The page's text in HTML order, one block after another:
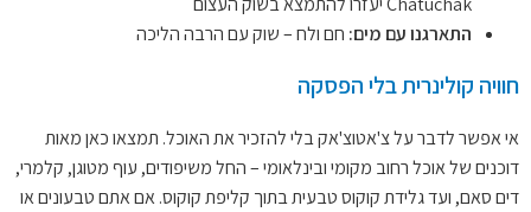
התארגנו עם מים: חם ולח – שוק עם הרבה הליכה
חוויה קולינרית בלי הפסקה
אי אפשר לדבר על צ'אטוצ'אק בלי להזכיר את האוכל. תמצאו כאן מאות
דוכנים של אוכל רחוב מקומי ובינלאומי – החל משיפודים, עוף מטוגן, קלמרי,
דים סאם, ועד גלידת קוקוס טבעית בתוך קליפת קוקוס. אם אתם טבעונים או